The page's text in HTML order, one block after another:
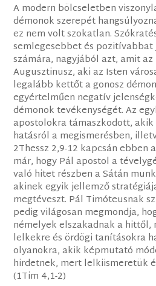
A modern bölcseletben
démonok szerepét
ez nem volt szokatlan.
semlegesebbet és
számára, nagyjából azt, amit az
Augusztinusz, aki az Isten
legalább kettőt a gonosz
egyértelműen negatív
démonok tevékenységét. Az
apostolokra támaszkodott,
hatásról a megismerésben,
2Thessz 2,9-12 kapcsán ebben
már, hogy Pál apostol a
való hitet részben a Sátán
akinek egyik jellemző
megtéveszt. Pál Timóteusnak
pedig világosan megmondja,
némelyek elszakadnak a hittől,
lelkekre és ördögi tanításokra
olyanokra, akik képmutató
hirdetnek, mert lelkiismeretük
(1Tim 4,1-2)